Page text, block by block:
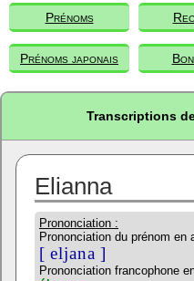
Prénoms
Prénoms japonais
Transcriptions
Elianna
Prononciation :
Prononciation du prénom en
[ eljana ]
Prononciation francophone